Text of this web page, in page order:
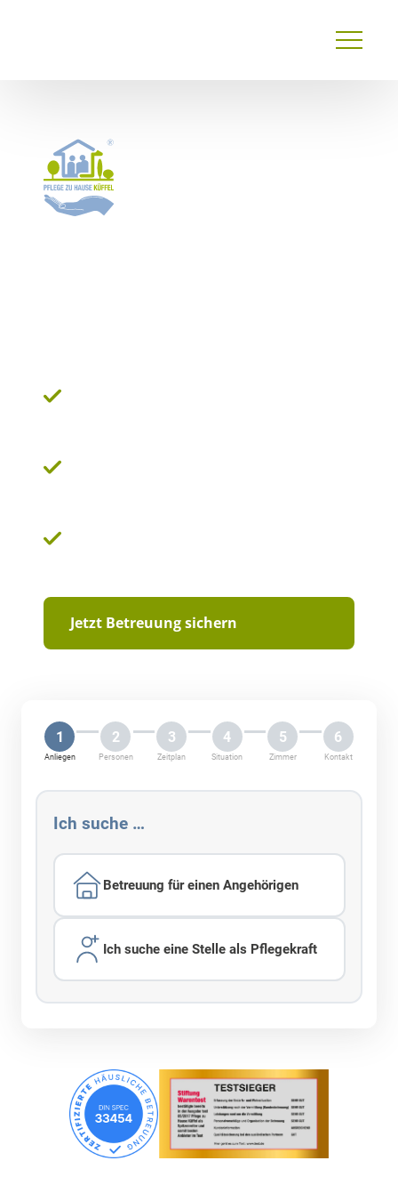
Primary
Jetzt Betreuung sichern
1
Anliegen
2
Personen
3
Zeitplan
4
Situation
5
Zimmer
6
Kontakt
Ich suche …
Betreuung für einen Angehörigen
Ich suche eine Stelle als Pflegekraft